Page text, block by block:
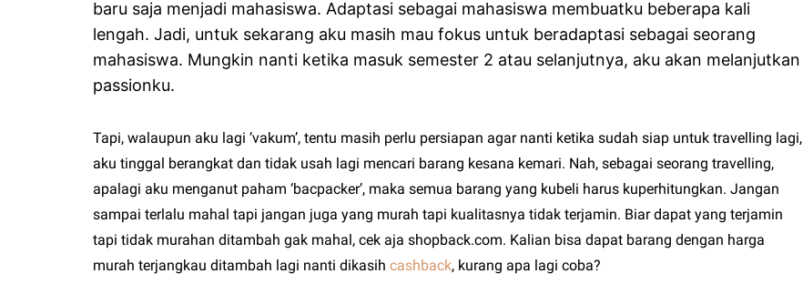
baru saja menjadi mahasiswa. Adaptasi sebagai mahasiswa membuatku beberapa kali
lengah. Jadi, untuk sekarang aku masih mau fokus untuk beradaptasi sebagai seorang
mahasiswa. Mungkin nanti ketika masuk semester 2 atau selanjutnya, aku akan melanjutkan
passionku.
Tapi, walaupun aku lagi ‘vakum’, tentu masih perlu persiapan agar nanti ketika sudah siap untuk travelling lagi,
aku tinggal berangkat dan tidak usah lagi mencari barang kesana kemari. Nah, sebagai seorang travelling,
apalagi aku menganut paham ‘bacpacker’, maka semua barang yang kubeli harus kuperhitungkan. Jangan
sampai terlalu mahal tapi jangan juga yang murah tapi kualitasnya tidak terjamin. Biar dapat yang terjamin
tapi tidak murahan ditambah gak mahal, cek aja shopback.com. Kalian bisa dapat barang dengan harga
murah terjangkau ditambah lagi nanti dikasih cashback, kurang apa lagi coba?